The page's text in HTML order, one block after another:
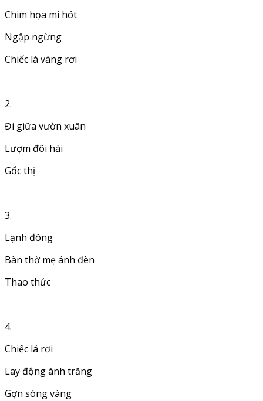
Chim họa mi hót
Ngập ngừng
Chiếc lá vàng rơi
2.
Đi giữa vườn xuân
Lượm đôi hài
Gốc thị
3.
Lạnh đông
Bàn thờ mẹ ánh đèn
Thao thức
4.
Chiếc lá rơi
Lay động ánh trăng
Gợn sóng vàng